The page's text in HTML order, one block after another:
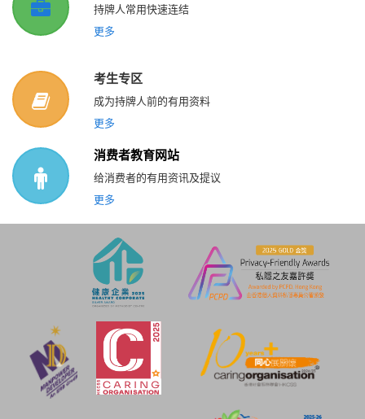
持牌人常用快速连结
更多
考生专区
成为持牌人前的有用资料
更多
消费者教育网站
给消费者的有用资讯及提议
更多